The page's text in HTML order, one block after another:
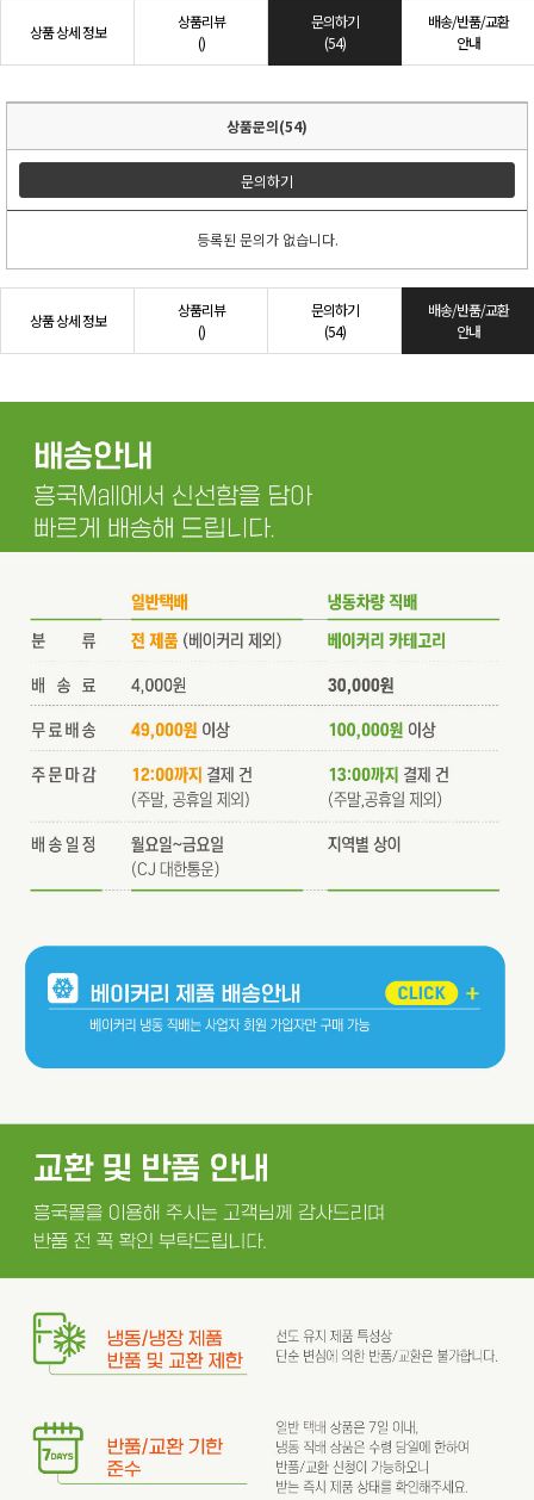
상품 상세 정보
상품리뷰
()
문의하기
(54)
배송/반품/교환
안내
상품문의(54)
문의하기
등록된 문의가 없습니다.
상품 상세 정보
상품리뷰
()
문의하기
(54)
배송/반품/교환
안내